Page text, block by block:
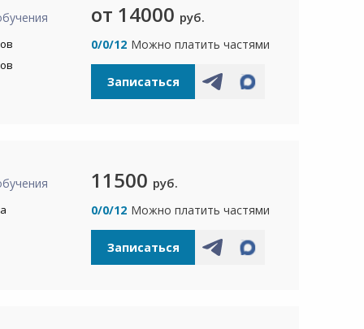
от 14000 руб.
0/0/12 Можно платить частями
Записаться
11500 руб.
0/0/12 Можно платить частями
Записаться